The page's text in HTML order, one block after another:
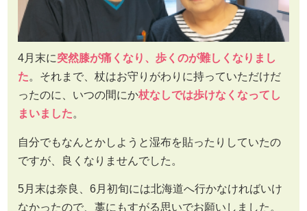
4月末に突然膝が痛くなり、歩くのが難しくなりまし
た。それまで、杖はお守りがわりに持っていただけだ
ったのに、いつの間にか杖なしでは歩けなくなってし
まいました。
自分でもなんとかしようと湿布を貼ったりしていたの
ですが、良くなりませんでした。
5月末は奈良、6月初旬には北海道へ行かなければいけ
なかったので、藁にもすがる思いでお願いしました。